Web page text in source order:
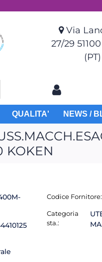
Via
27/29
(PT)
QUALITA' NEWS /
KOKEN
Codice Fornitore:
Categoria
sta.: